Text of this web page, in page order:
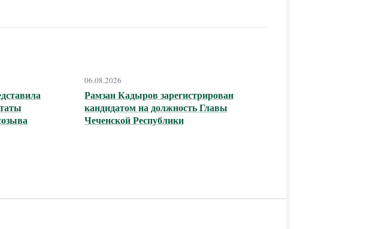
06.08.2026
Рамзан Кадыров зарегистрирован
кандидатом на должность Главы
Чеченской Республики